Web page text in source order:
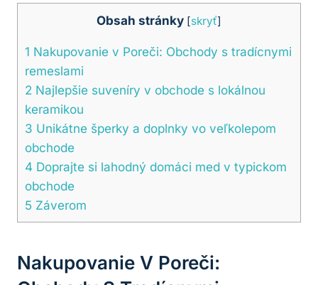
Obsah stránky [skryť]
1 Nakupovanie v Poreči: Obchody s tradícnymi
remeslami
2 Najlepšie suveníry v obchode s lokálnou
keramikou
3 Unikátne šperky a doplnky vo veľkolepom
obchode
4 Doprajte si lahodný domáci med v typickom
obchode
5 Záverom
Nakupovanie V Poreči: